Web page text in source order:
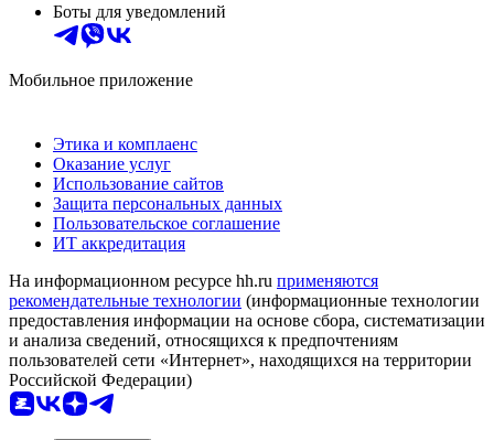
Боты для уведомлений
Мобильное приложение
Этика и комплаенс
Оказание услуг
Использование сайтов
Защита персональных данных
Пользовательское соглашение
ИТ аккредитация
На информационном ресурсе hh.ru применяются
рекомендательные технологии (информационные технологии
предоставления информации на основе сбора, систематизации
и анализа сведений, относящихся к предпочтениям
пользователей сети «Интернет», находящихся на территории
Российской Федерации)